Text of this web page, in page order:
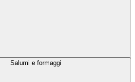
Salumi e formaggi